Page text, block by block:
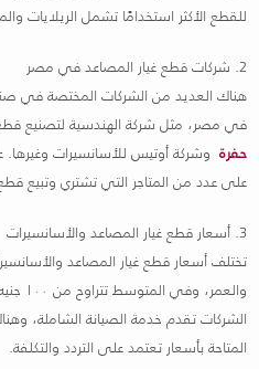
للقطع الأكثر استخدامًا تشمل الريلايات
2. شركات قطع غيار المصاعد في مصر
هناك العديد من الشركات المختصة في
في مصر، مثل شركة الهندسية لتصنيع
حفرة وشركة أوتيس للأسانسيرات وغيرها.
على عدد من المتاجر التي تشتري وتبيع
3. أسعار قطع غيار المصاعد والأسانسيرات
تختلف أسعار قطع غيار المصاعد
الشركات تقدم خدمة الصيانة الشاملة،
المتاحة بأسعار تعتمد على التردد والتكلفة.